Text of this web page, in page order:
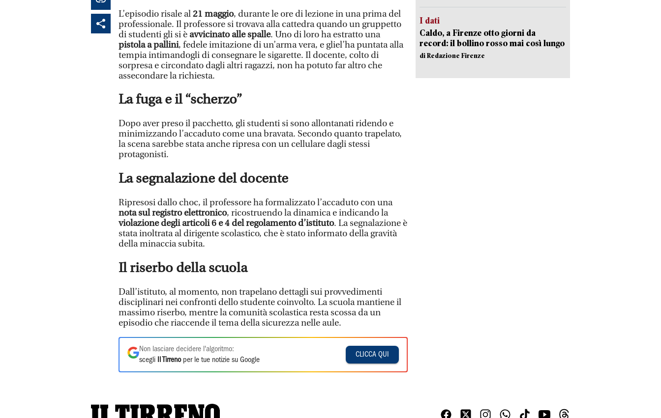
L’episodio risale al21 maggio, durante le ore di lezione in una prima del
professionale. Il professore si trovava alla cattedra quando un gruppetto
di studenti gli si è avvicinato alle spalle. Uno di loro ha estratto una
pistola a pallini, fedele imitazione di un’arma vera, e gliel’ha puntata alla
tempia intimandogli di consegnare le sigarette. Il docente, colto di
sorpresa e circondato dagli altri ragazzi, non ha potuto far altro che
assecondare la richiesta.
La fuga e il “scherzo”
Dopo aver preso il pacchetto, gli studenti si sono allontanati ridendo e
minimizzando l’accaduto come una bravata. Secondo quanto trapelato,
la scena sarebbe stata anche ripresa con un cellulare dagli stessi
protagonisti.
La segnalazione del docente
Ripresosi dallo choc, il professore ha formalizzato l’accaduto con una
nota sul registro elettronico, ricostruendo la dinamica e indicando la
violazione degli articoli 6 e 4 del regolamento d’istituto. La segnalazione è
stata inoltrata al dirigente scolastico, che è stato informato della gravità
della minaccia subita.
Il riserbo della scuola
Dall’istituto, al momento, non trapelano dettagli sui provvedimenti
disciplinari nei confronti dello studente coinvolto. La scuola mantiene il
massimo riserbo, mentre la comunità scolastica resta scossa da un
episodio che riaccende il tema della sicurezza nelle aule.
Non lasciare decidere l'algoritmo:
scegli
Il Tirrenoper le tue notizie su Google
CLICCA QUI
I dati
Caldo, a Firenze otto giorni da
record: il bollino rosso mai così lungo
di Redazione Firenze